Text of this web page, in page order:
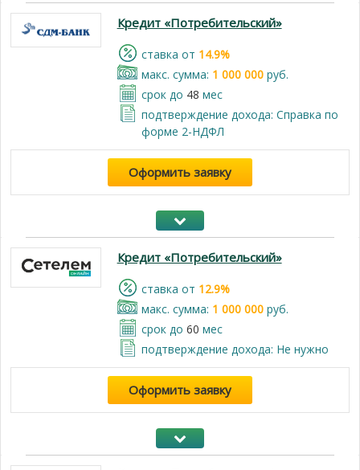
Кредит «Потребительский»
cтавка от 14.9%
макс. сумма: 1 000 000руб.
срок до 48 мес
подтверждение дохода: Справка по
форме 2-НДФЛ
Оформить заявку
Кредит «Потребительский»
cтавка от 12.9%
макс. сумма: 1 000 000руб.
срок до 60 мес
подтверждение дохода: Не нужно
Оформить заявку